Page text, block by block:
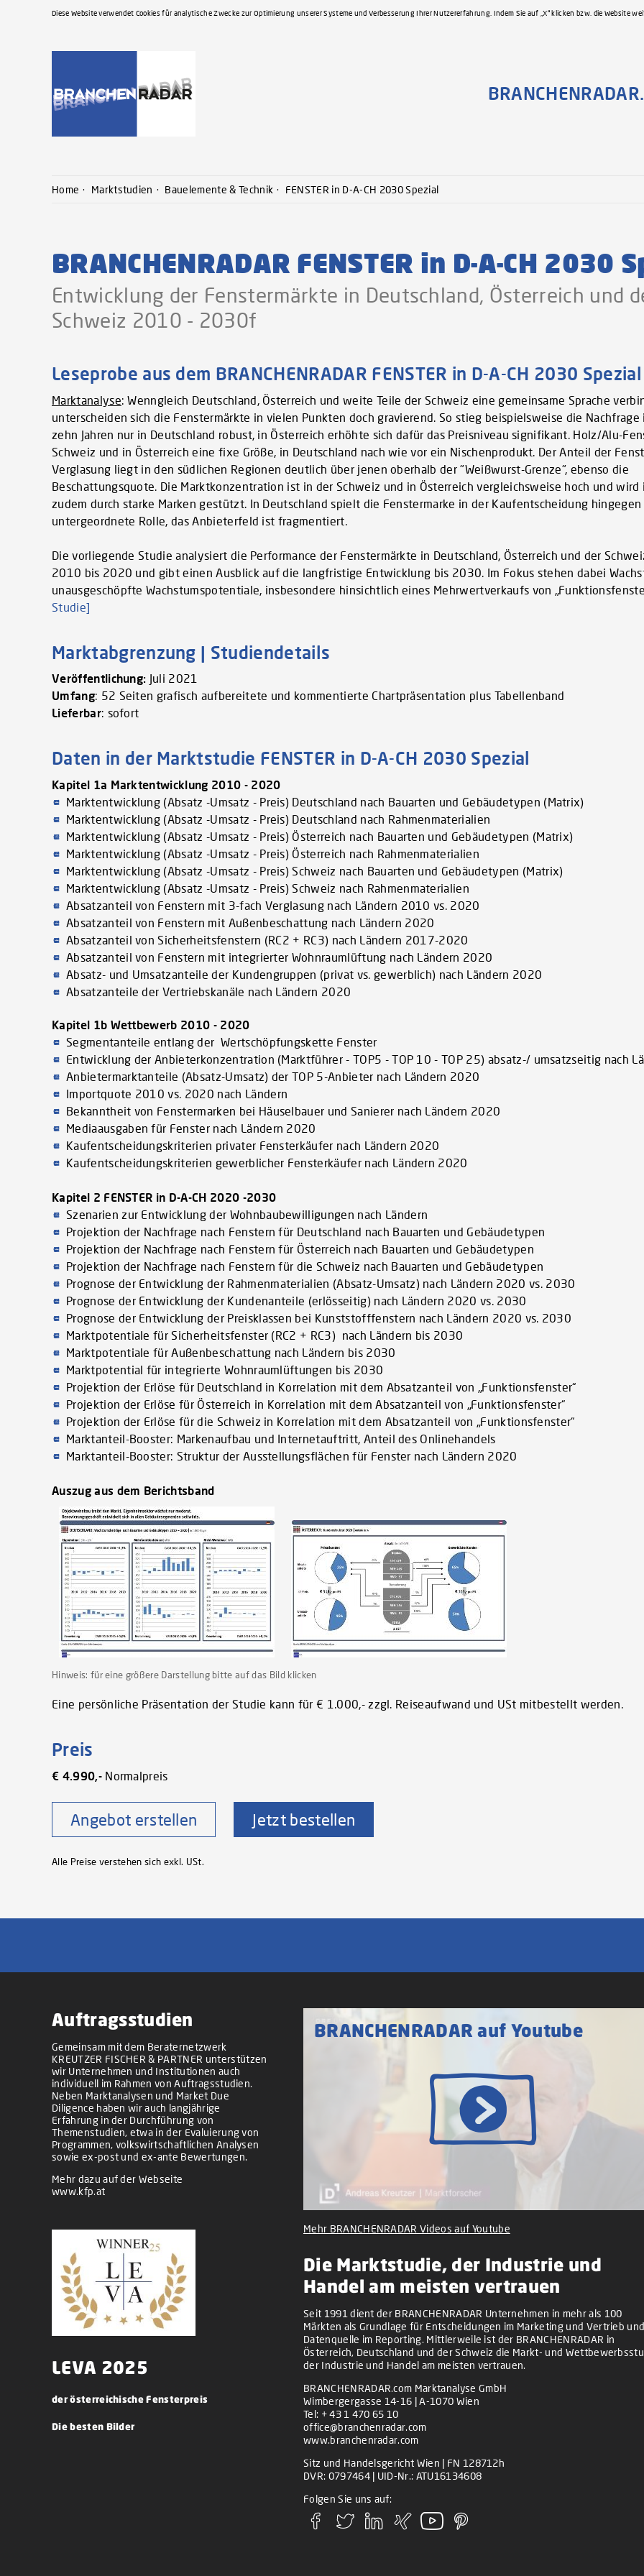
Diese Website verwendet Cookies für analytische Zwecke zur Optimierung unserer Systeme und Verbesserung Ihrer Nutzererfahrung. Indem Sie auf „X“ klicken bzw. die Website
Home Marktstudien Bauelemente & Technik FENSTER in D-A-CH 2030 Spezial
BRANCHENRADAR FENSTER in D-A-CH 2030
Entwicklung der Fenstermärkte in Deutschland, Österreich und
Schweiz 2010 - 2030f
Leseprobe aus dem BRANCHENRADAR FENSTER in D-A-CH 2030 Spezial
Marktanalyse: Wenngleich Deutschland, Österreich und weite Teile der Schweiz eine gemeinsame Sprache
unterscheiden sich die Fenstermärkte in vielen Punkten doch gravierend. So stieg beispielsweise die
zehn Jahren nur in Deutschland robust, in Österreich erhöhte sich dafür das Preisniveau signifikant. Holz/Alu-
Schweiz und in Österreich eine fixe Größe, in Deutschland nach wie vor ein Nischenprodukt. Der Anteil der
Verglasung liegt in den südlichen Regionen deutlich über jenen oberhalb der "Weißwurst-Grenze", ebenso die
Beschattungsquote. Die Marktkonzentration ist in der Schweiz und in Österreich vergleichsweise hoch und
zudem durch starke Marken gestützt. In Deutschland spielt die Fenstermarke in der Kaufentscheidung hingegen
untergeordnete Rolle, das Anbieterfeld ist fragmentiert.
Die vorliegende Studie analysiert die Performance der Fenstermärkte in Deutschland, Österreich und der
2010 bis 2020 und gibt einen Ausblick auf die langfristige Entwicklung bis 2030. Im Fokus stehen dabei
unausgeschöpfte Wachstumspotentiale, insbesondere hinsichtlich eines Mehrwertverkaufs von
Studie]
Marktabgrenzung | Studiendetails
Veröffentlichung: Juli 2021
Umfang: 52 Seiten grafisch aufbereitete und kommentierte Chartpräsentation plus Tabellenband
Lieferbar: sofort
Daten in der Marktstudie FENSTER in D-A-CH 2030 Spezial
Kapitel 1a Marktentwicklung 2010 - 2020
Marktentwicklung (Absatz -Umsatz - Preis) Deutschland nach Bauarten und Gebäudetypen (Matrix)
Marktentwicklung (Absatz -Umsatz - Preis) Deutschland nach Rahmenmaterialien
Marktentwicklung (Absatz -Umsatz - Preis) Österreich nach Bauarten und Gebäudetypen (Matrix)
Marktentwicklung (Absatz -Umsatz - Preis) Österreich nach Rahmenmaterialien
Marktentwicklung (Absatz -Umsatz - Preis) Schweiz nach Bauarten und Gebäudetypen (Matrix)
Marktentwicklung (Absatz -Umsatz - Preis) Schweiz nach Rahmenmaterialien
Absatzanteil von Fenstern mit 3-fach Verglasung nach Ländern 2010 vs. 2020
Absatzanteil von Fenstern mit Außenbeschattung nach Ländern 2020
Absatzanteil von Sicherheitsfenstern (RC2 + RC3) nach Ländern 2017-2020
Absatzanteil von Fenstern mit integrierter Wohnraumlüftung nach Ländern 2020
Absatz- und Umsatzanteile der Kundengruppen (privat vs. gewerblich) nach Ländern 2020
Absatzanteile der Vertriebskanäle nach Ländern 2020
Kapitel 1b Wettbewerb 2010 - 2020
Segmentanteile entlang der Wertschöpfungskette Fenster
Entwicklung der Anbieterkonzentration (Marktführer - TOP5 - TOP 10 - TOP 25) absatz-/ umsatzseitig nach
Anbietermarktanteile (Absatz-Umsatz) der TOP 5-Anbieter nach Ländern 2020
Importquote 2010 vs. 2020 nach Ländern
Bekanntheit von Fenstermarken bei Häuselbauer und Sanierer nach Ländern 2020
Mediaausgaben für Fenster nach Ländern 2020
Kaufentscheidungskriterien privater Fensterkäufer nach Ländern 2020
Kaufentscheidungskriterien gewerblicher Fensterkäufer nach Ländern 2020
Kapitel 2 FENSTER in D-A-CH 2020 -2030
Szenarien zur Entwicklung der Wohnbaubewilligungen nach Ländern
Projektion der Nachfrage nach Fenstern für Deutschland nach Bauarten und Gebäudetypen
Projektion der Nachfrage nach Fenstern für Österreich nach Bauarten und Gebäudetypen
Projektion der Nachfrage nach Fenstern für die Schweiz nach Bauarten und Gebäudetypen
Prognose der Entwicklung der Rahmenmaterialien (Absatz-Umsatz) nach Ländern 2020 vs. 2030
Prognose der Entwicklung der Kundenanteile (erlösseitig) nach Ländern 2020 vs. 2030
Prognose der Entwicklung der Preisklassen bei Kunststofffenstern nach Ländern 2020 vs. 2030
Marktpotentiale für Sicherheitsfenster (RC2 + RC3) nach Ländern bis 2030
Marktpotentiale für Außenbeschattung nach Ländern bis 2030
Marktpotential für integrierte Wohnraumlüftungen bis 2030
Projektion der Erlöse für Deutschland in Korrelation mit dem Absatzanteil von „Funktionsfenster“
Projektion der Erlöse für Österreich in Korrelation mit dem Absatzanteil von „Funktionsfenster“
Projektion der Erlöse für die Schweiz in Korrelation mit dem Absatzanteil von „Funktionsfenster“
Marktanteil-Booster: Markenaufbau und Internetauftritt, Anteil des Onlinehandels
Marktanteil-Booster: Struktur der Ausstellungsflächen für Fenster nach Ländern 2020
Auszug aus dem Berichtsband
Hinweis: für eine größere Darstellung bitte auf das Bild klicken
Eine persönliche Präsentation der Studie kann für € 1.000,- zzgl. Reiseaufwand und USt mitbestellt werden.
Preis
€ 4.990,-Normalpreis
Angebot erstellen Jetzt bestellen
Alle Preise verstehen sich exkl. USt.
Auftragsstudien
Gemeinsam mit dem Beraternetzwerk
KREUTZER FISCHER & PARTNER unterstützen
wir Unternehmen und Institutionen auch
individuell im Rahmen von Auftragsstudien.
Neben Marktanalysen und Market Due
Diligence haben wir auch langjährige
Erfahrung in der Durchführung von
Themenstudien, etwa in der Evaluierung von
Programmen, volkswirtschaftlichen Analysen
sowie ex-post und ex-ante Bewertungen.
Mehr dazu auf der Webseite
www.kfp.at
LEVA 2025
der österreichische Fensterpreis
Die besten Bilder
BRANCHENRADAR auf Youtube
Mehr BRANCHENRADAR Videos auf Youtube
Die Marktstudie, der Industrie und
Handel am meisten vertrauen
Seit 1991 dient der BRANCHENRADAR Unternehmen in mehr als 100
Märkten als Grundlage für Entscheidungen im Marketing und Vertrieb
Datenquelle im Reporting. Mittlerweile ist der BRANCHENRADAR in
Österreich, Deutschland und der Schweiz die Markt- und
der Industrie und Handel am meisten vertrauen.
BRANCHENRADAR.com Marktanalyse GmbH
Wimbergergasse 14-16 | A-1070 Wien
Tel: + 43 1 470 65 10
office@branchenradar.com
www.branchenradar.com
Sitz und Handelsgericht Wien | FN 128712h
DVR: 0797464 | UID-Nr.: ATU16134608
Folgen Sie uns auf: